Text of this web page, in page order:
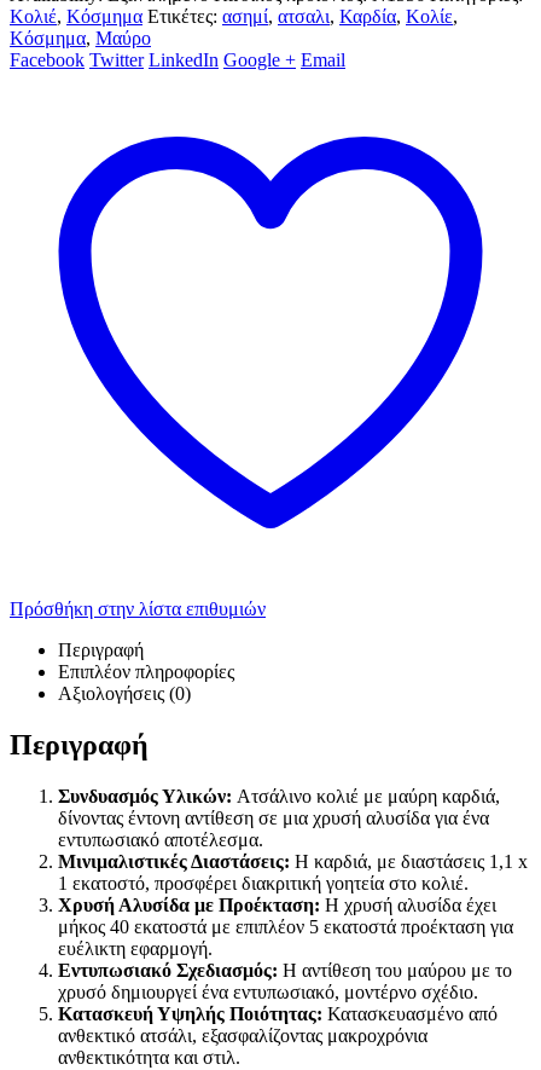
Κολιέ, Κόσμημα Ετικέτες: ασημί, ατσαλι, Καρδία, Κολίε,
Κόσμημα, Μαύρο
Facebook Twitter LinkedIn Google + Email
Πρόσθήκη στην λίστα επιθυμιών
Περιγραφή
Επιπλέον πληροφορίες
Αξιολογήσεις (0)
Περιγραφή
Συνδυασμός Υλικών: Ατσάλινο κολιέ με μαύρη καρδιά,
δίνοντας έντονη αντίθεση σε μια χρυσή αλυσίδα για ένα
εντυπωσιακό αποτέλεσμα.
Μινιμαλιστικές Διαστάσεις: Η καρδιά, με διαστάσεις 1,1 x
1 εκατοστό, προσφέρει διακριτική γοητεία στο κολιέ.
Χρυσή Αλυσίδα με Προέκταση: Η χρυσή αλυσίδα έχει
μήκος 40 εκατοστά με επιπλέον 5 εκατοστά προέκταση για
ευέλικτη εφαρμογή.
Εντυπωσιακό Σχεδιασμός: Η αντίθεση του μαύρου με το
χρυσό δημιουργεί ένα εντυπωσιακό, μοντέρνο σχέδιο.
Κατασκευή Υψηλής Ποιότητας: Κατασκευασμένο από
ανθεκτικό ατσάλι, εξασφαλίζοντας μακροχρόνια
ανθεκτικότητα και στιλ.